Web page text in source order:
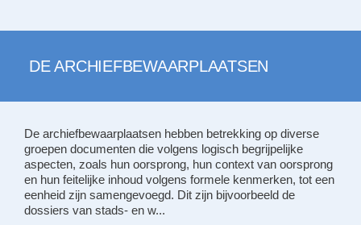
DE ARCHIEFBEWAARPLAATSEN
De archiefbewaarplaatsen hebben betrekking op diverse
groepen documenten die volgens logisch begrijpelijke
aspecten, zoals hun oorsprong, hun context van oorsprong
en hun feitelijke inhoud volgens formele kenmerken, tot een
eenheid zijn samengevoegd. Dit zijn bijvoorbeeld de
dossiers van stads- en w...